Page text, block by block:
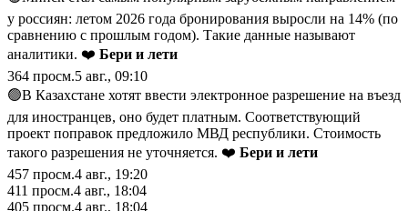
у россиян: летом 2026 года бронирования выросли на 14% (по
сравнению с прошлым годом). Такие данные называют
аналитики. ❤️ Бери и лети
364 просм.5 авг., 09:10
🟢В Казахстане хотят ввести электронное разрешение на въезд
для иностранцев, оно будет платным. Соответствующий
проект поправок предложило МВД республики. Стоимость
такого разрешения не уточняется. ❤️ Бери и лети
457 просм.4 авг., 19:20
411 просм.4 авг., 18:04
405 просм.4 авг., 18:04